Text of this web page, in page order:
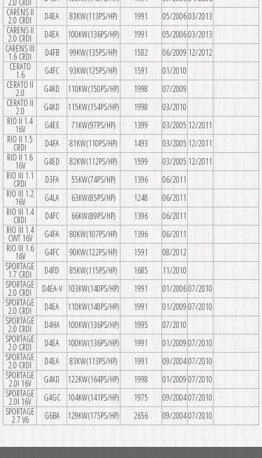
CARENS II
2.0 CRDI D4EA 83KW(113PS/HP) 1991 05/200603/2013
CARENS II
2.0 CRDI D4EA 100KW(136PS/HP) 1991 05/200603/2013
CARENS III
1.6 CRDI D4FB 99KW(135PS/HP) 1582 06/2009 12/2012
CERATO
1.6 G4FC 93KW(125PS/HP) 1591
01/2010
CERATO II
2.0 G4KD 110KW(150PS/HP) 1998
07/2009
CERATO II
2.0 G4KD 115KW(154PS/HP) 1998
03/2010
RIO II 1.4
16V G4EE 71KW(97PS/HP) 1399 03/2005 12/2011
RIO II 1.5
CRDI D4FA 81KW(110PS/HP) 1493 03/2005 12/2011
RIO II 1.6
16V G4ED 82KW(112PS/HP) 1599 03/2005 12/2011
RIO III 1.1
CRDI D3FA 55KW(74PS/HP) 1396
06/2011
RIO III 1.2
16V G4LA 63KW(85PS/HP) 1248
06/2011
RIO III 1.4
CRDI D4FC 66KW(89PS/HP) 1396
06/2011
RIO III 1.4
CVVT 16V G4FA 80KW(107PS/HP) 1396
06/2011
RIO III 1.6
16V G4FC 90KW(122PS/HP) 1591
08/2012
SPORTAGE
1.7 CRDI D4FD 85KW(115PS/HP) 1685
11/2010
SPORTAGE
2.0 CRDI D4EA-V 103KW(140PS/HP) 1991 01/200607/2010
SPORTAGE
2.0 CRDI D4EA 110KW(148PS/HP) 1991 01/2009 07/2010
SPORTAGE
2.0 CRDI D4HA 100KW(136PS/HP) 1995
07/2010
SPORTAGE
2.0 CRDI D4EA 100KW(136PS/HP) 1991 01/2009 07/2010
SPORTAGE
2.0 CRDI D4EA 83KW(113PS/HP) 1991 09/200407/2010
SPORTAGE
2.0I 16V G4KD 122KW(164PS/HP) 1998 01/2009 07/2010
SPORTAGE
2.0I 16V G4GC 104KW(141PS/HP) 1975 09/200407/2010
SPORTAGE
2.7 V6 G6BA 129KW(175PS/HP) 2656 09/200407/2010